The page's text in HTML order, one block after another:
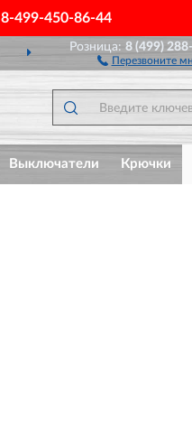
8-499-450-86-44
Розница:8 (499)
Перезвоните
Выключатели Крючки